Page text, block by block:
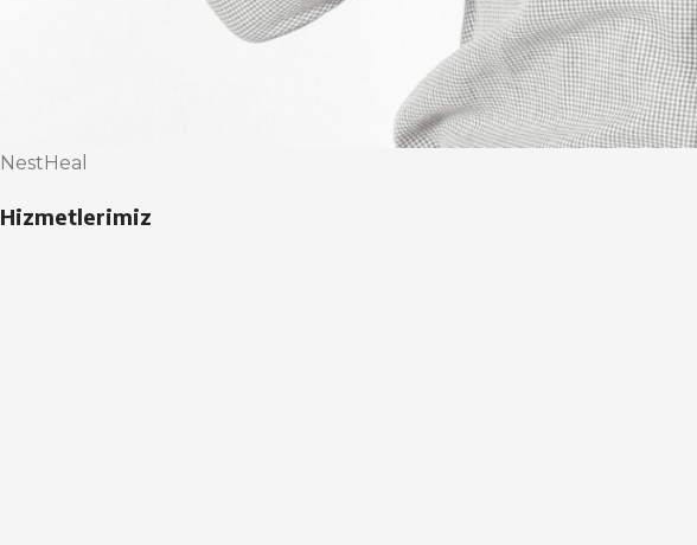
NestHeal
Hizmetlerimiz